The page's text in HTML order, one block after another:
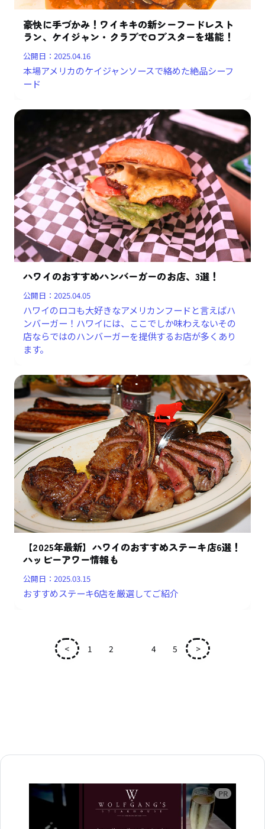
豪快に手づかみ！ワイキキの新シーフードレスト
ラン、ケイジャン・クラブでロブスターを堪能！
公開日：2025.04.16
本場アメリカのケイジャンソースで絡めた絶品シーフ
ード
ハワイのおすすめハンバーガーのお店、3選！
公開日：2025.04.05
ハワイのロコも大好きなアメリカンフードと言えばハ
ンバーガー！ハワイには、ここでしか味わえないその
店ならではのハンバーガーを提供するお店が多くあり
ます。
【2025年最新】ハワイのおすすめステーキ店6選！
ハッピーアワー情報も
公開日：2025.03.15
おすすめステーキ6店を厳選してご紹介
< 1 2 4 5 >
広告